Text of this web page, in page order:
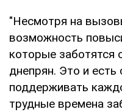
"Несмотря на
возможность
которые заботятся
днепрян. Это и есть
поддерживать
трудные времена